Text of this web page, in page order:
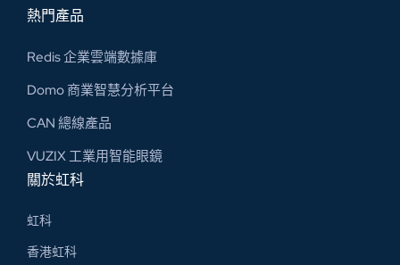
熱門產品
Redis 企業雲端數據庫
Domo 商業智慧分析平台
CAN 總線​產品
VUZIX 工業用智能眼鏡
關於虹科
虹科
香港虹科